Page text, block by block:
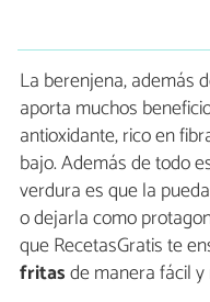
La berenjena, además
aporta muchos
antioxidante, rico en
bajo. Además de todo
verdura es que la
o dejarla como
que RecetasGratis te
fritasde manera fácil y